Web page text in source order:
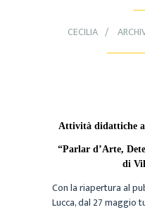
CECILIA
Attività didattiche
“Parlar d’Arte,
di
Con la riapertura al
Lucca, dal 27 maggio